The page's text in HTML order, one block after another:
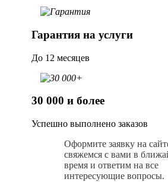
Гарантия на услуги
До 12 месяцев
30 000 и более
Успешно выполнено заказов
Оформите заявку на
свяжемся с вами в
время и ответим на все
интересующие вопросы.